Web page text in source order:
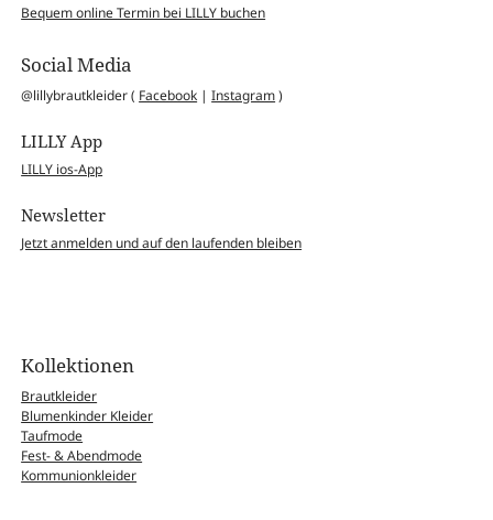
Bequem online Termin bei LILLY buchen
Social Media
@lillybrautkleider ( Facebook |Instagram)
LILLY App
LILLY ios-App
Newsletter
Jetzt anmelden und auf den laufenden bleiben
Kollektionen
Brautkleider
Blumenkinder Kleider
Taufmode
Fest- & Abendmode
Kommunionkleider